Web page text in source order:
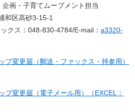
画・子育てムーブメント担当
和区高砂3-15-1
クス：048-830-4784/E-mail： a3320-
プ変更届（郵送・ファックス・持参用）
プ変更届（電子メール用）（EXCEL：